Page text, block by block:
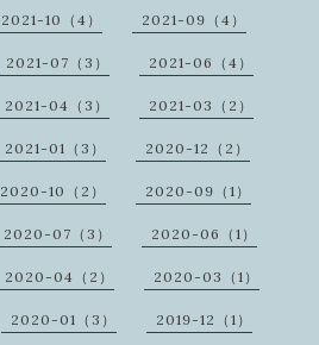
2021-10（4） 2021-09（4）
2021-07（3） 2021-06（4）
2021-04（3） 2021-03（2）
2021-01（3） 2020-12（2）
2020-10（2） 2020-09（1）
2020-07（3） 2020-06（1）
2020-04（2） 2020-03（1）
2020-01（3） 2019-12（1）